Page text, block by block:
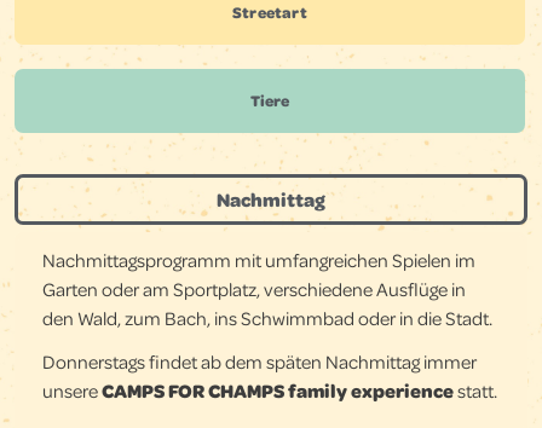
Streetart
Tiere
Nachmittag
Nachmittagsprogramm mit umfangreichen Spielen im
Garten oder amSportplatz, verschiedene Ausflüge in
den Wald, zum Bach, ins Schwimmbad oder in die Stadt.
Donnerstags findet ab dem späten Nachmittag immer
unsereCAMPS FOR CHAMPS family experiencestatt.